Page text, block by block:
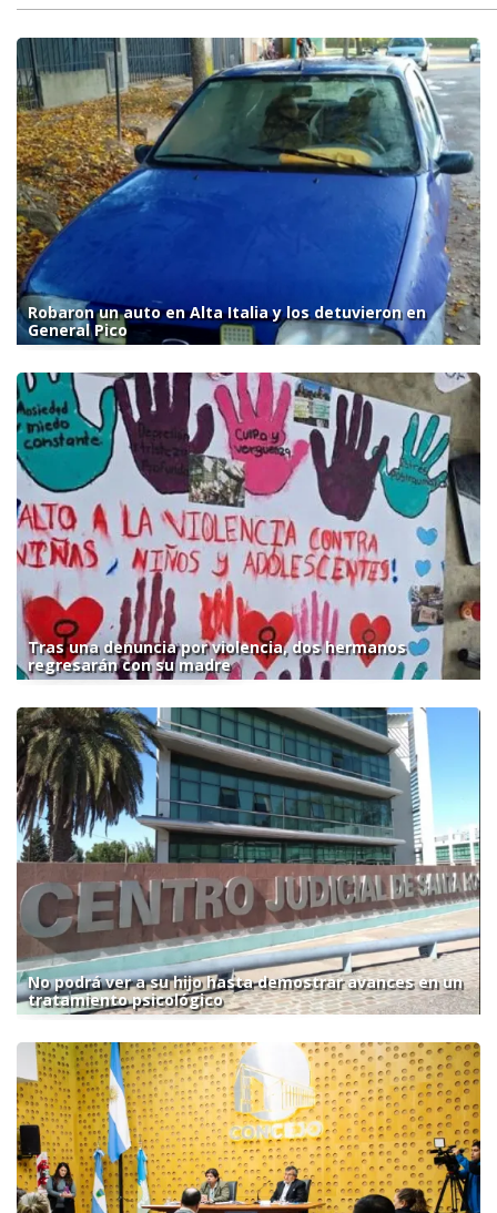
Robaron un auto en Alta Italia y los detuvieron en
General Pico
Tras una denuncia por violencia, dos hermanos
regresarán con su madre
No podrá ver a su hijo hasta demostrar avances en un
tratamiento psicológico